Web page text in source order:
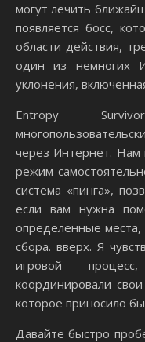
могут лечить
появляется босс,
области действия,
один из немногих
уклонения,
Entropy
через Интернет. Нам
режим
система «пинга»,
если вам нужна
определенные места,
сбора. вверх. Я
игровой
координировали
которое приносило
Давайте быстро